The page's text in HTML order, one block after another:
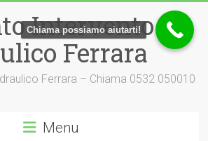
Intervento
Ferrara
Ferrara – Chiama 0532 050010
Menu
Chiama possiamo aiutarti!